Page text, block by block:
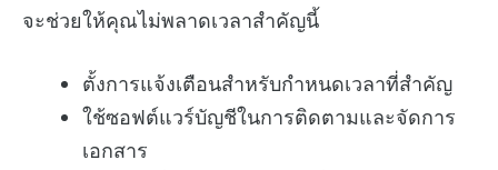
จะช่วยให้คุณไม่พลาดเวลาสำคัญนี้
ตั้งการแจ้งเตือนสำหรับกำหนดเวลาที่สำคัญ
ใช้ซอฟต์แวร์บัญชีในการติดตามและจัดการ
เอกสาร